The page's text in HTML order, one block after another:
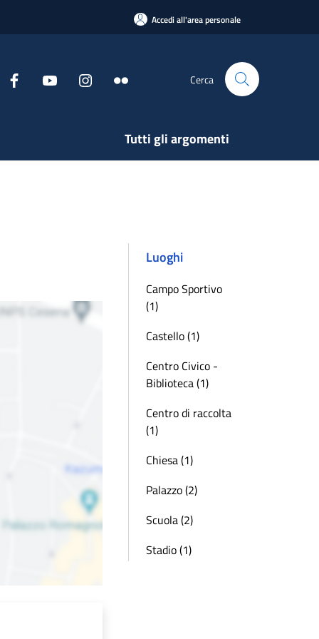
Accedi all'area personale
Cerca
Tutti gli argomenti
Luoghi
Campo Sportivo
(1)
Castello (1)
Centro Civico -
Biblioteca (1)
Centro di raccolta
(1)
Chiesa (1)
Palazzo (2)
Scuola (2)
Stadio (1)